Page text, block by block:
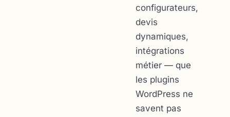
configurateurs,
devis
dynamiques,
intégrations
métier — que
les plugins
WordPress ne
savent pas